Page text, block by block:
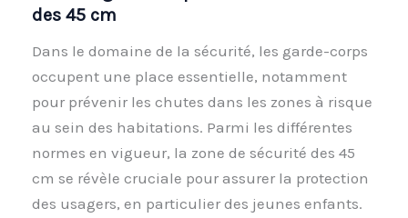
des 45 cm
Dans le domaine de la sécurité, les garde-corps
occupent une place essentielle, notamment
pour prévenir les chutes dans les zones à risque
au sein des habitations. Parmi les différentes
normes en vigueur, la zone de sécurité des 45
cm se révèle cruciale pour assurer la protection
des usagers, en particulier des jeunes enfants.